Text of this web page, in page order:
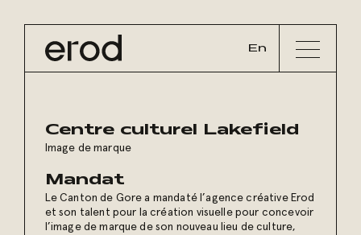
En
Centre culturel Lakefield
Image de marque
Mandat
Le Canton de Gore a mandaté l’agence créative Erod
etson talent pour la création visuelle pour concevoir
l’image de marque de son nouveau lieu de culture,